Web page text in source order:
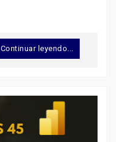
Continuar leyendo...